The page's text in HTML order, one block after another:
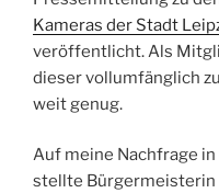
Kameras der Stadt
veröffentlicht. Als
dieser vollumfänglich
weit genug.
Auf meine Nachfrage
stellte Bürgermeisterin